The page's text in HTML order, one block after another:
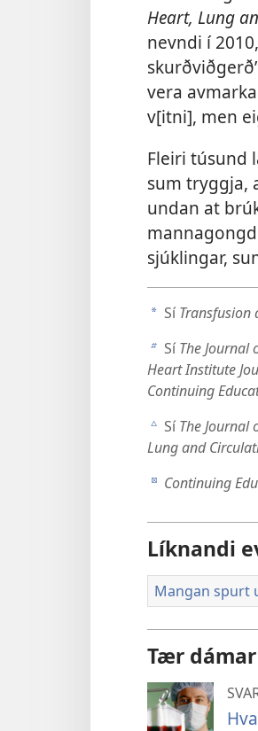
Heart, Lung
nevndi í
vera
v[itni], men
Fleiri túsund
sum tryggja,
undan at
sjúklingar,
a SíTransfusion
b SíThe Journal
Heart Institute
Continuing
c SíThe Journal
Lung and
d Continuing
Líknandi
Mangan spurt
Tær